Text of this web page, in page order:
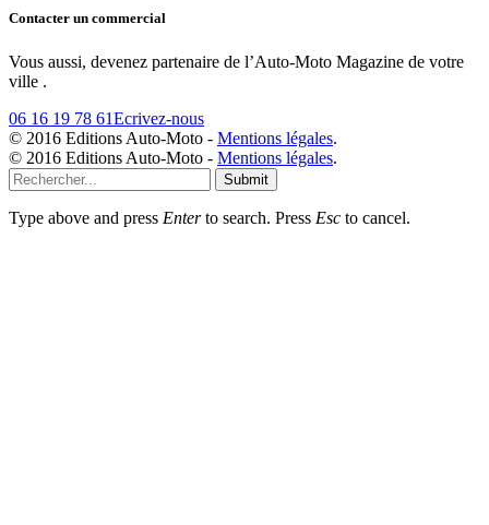
Contacter un commercial
Vous aussi, devenez partenaire de l’Auto-Moto Magazine de votre
ville .
06 16 19 78 61Ecrivez-nous
© 2016 Editions Auto-Moto - Mentions légales.
© 2016 Editions Auto-Moto - Mentions légales.
Submit
Type above and press Enterto search. Press Esc to cancel.